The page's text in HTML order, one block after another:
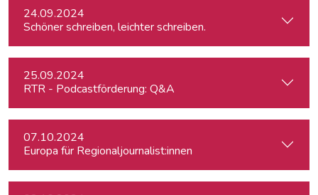
24.09.2024
Schöner schreiben, leichter schreiben.
25.09.2024
RTR - Podcastförderung: Q&A
07.10.2024
Europa für Regionaljournalist:innen